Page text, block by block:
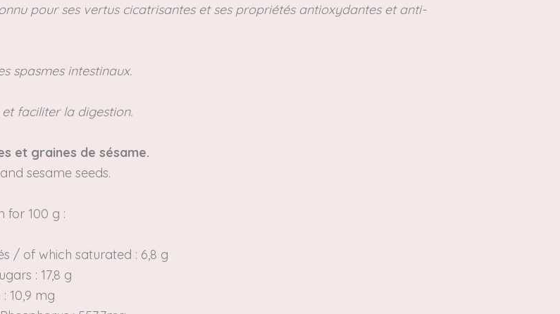
pour ses vertus cicatrisantes et ses propriétés antioxydantes et anti-
spasmes intestinaux.
faciliter la digestion.
et graines de sésame.
sesame seeds.
for 100 g :
/ of which saturated : 6,8 g
: 17,8 g
: 10,9 mg